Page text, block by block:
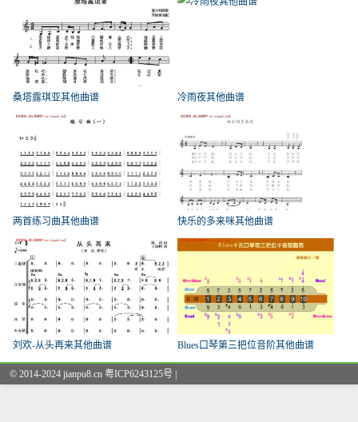
桑塔露琪亚其他曲谱 冷雨夜其他曲谱
两首练习曲其他曲谱 快乐的多来咪其他曲谱
刘欢-从头再来其他曲谱 Blues口琴第三把位音阶其他曲谱
© 2014-2024 jianpu8.cn 粤ICP6243125号 |